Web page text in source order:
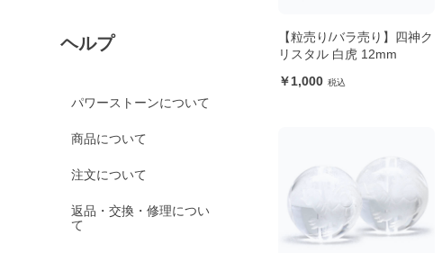
ヘルプ
パワーストーンについて
商品について
注文について
返品・交換・修理につい
て
【粒売り/バラ売り】四神ク
リスタル 白虎 12mm
1,000